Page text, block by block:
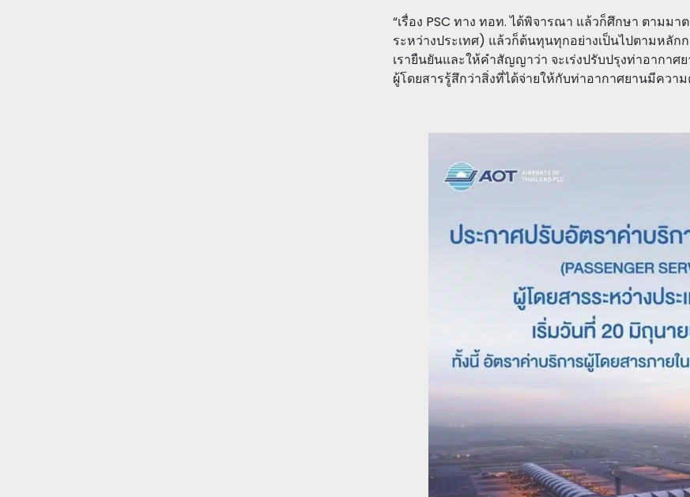
“เรื่อง PSC ทาง ทอท. ได้พิจารณา แล้วก็ศึกษา ตามม
ระหว่างประเทศ) แล้วก็ต้นทุนทุกอย่างเป็นไปตามหลัก
เรายืนยันและให้คำสัญญาว่า จะเร่งปรับปรุงท่าอากา
ผู้โดยสารรู้สึกว่าสิ่งที่ได้จ่ายให้กับท่าอากาศยานมีควา